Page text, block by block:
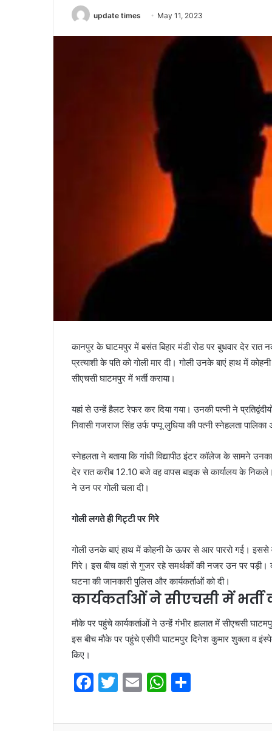
update times May 11, 2023
कानपुर के घाटमपुर में बसंत बिहार मंडी रोड पर बुधवार देर रात
प्रत्याशी के पति को गोली मार दी। गोली उनके बाएं हाथ में
सीएचसी घाटमपुर में भर्ती कराया।
यहां से उन्हें हैलट रेफर कर दिया गया। उनकी पत्नी ने
निवासी गजराज सिंह उर्फ पप्पू लुधिया की पत्नी स्नेहलता
स्नेहलता ने बताया कि गांधी विद्यापीठ इंटर कॉलेज के सामने
देर रात करीब 12.10 बजे वह वापस बाइक से कार्यालय के
ने उन पर गोली चला दी।
गोली लगते ही गिट्टी पर गिरे
गोली उनके बाएं हाथ में कोहनी के ऊपर से आर पाररो गई।
गिरे। इस बीच वहां से गुजर रहे समर्थकों की नजर उन पर पड़ी।
घटना की जानकारी पुलिस और कार्यकर्ताओं को दी।
कार्यकर्ताओं ने सीएचसी में भर्ती
मौके पर पहुंचे कार्यकर्ताओं ने उन्हें गंभीर हालात में सीएचसी
इस बीच मौके पर पहुंचे एसीपी घाटमपुर दिनेश कुमार शुक्ला व
किए।
F
c
T
itt
E
ai
W
at ar